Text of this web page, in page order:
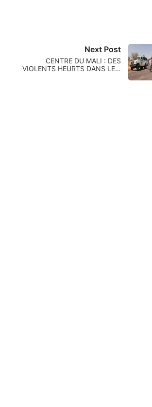
Next Post
CENTRE DU MALI : DES
VIOLENTS HEURTS DANS LE…